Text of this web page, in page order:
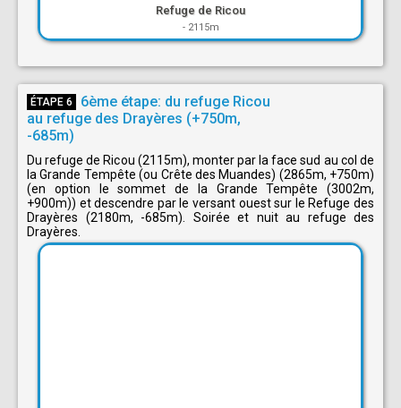
Refuge de Ricou
- 2115m
ÉTAPE 6
6ème étape: du refuge Ricou
au refuge des Drayères (+750m,
-685m)
Du refuge de Ricou (2115m), monter par la face sud au col de
la Grande Tempête (ou Crête des Muandes) (2865m, +750m)
(en option le sommet de la Grande Tempête (3002m,
+900m)) et descendre par le versant ouest sur le Refuge des
Drayères (2180m, -685m). Soirée et nuit au refuge des
Drayères.